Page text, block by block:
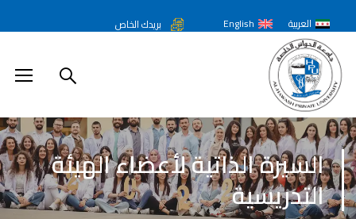
العربية English بريدك الخاص
السيرة الذاتية لأعضاء الهيئة
التدريسية